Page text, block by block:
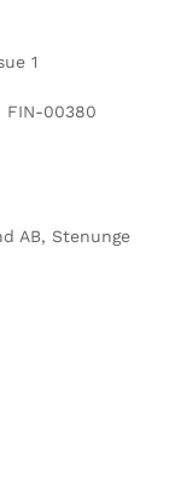
1
FIN-00380
AB, Stenunge